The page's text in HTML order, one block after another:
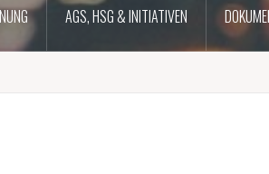
AGS, HSG & INITIATIVEN